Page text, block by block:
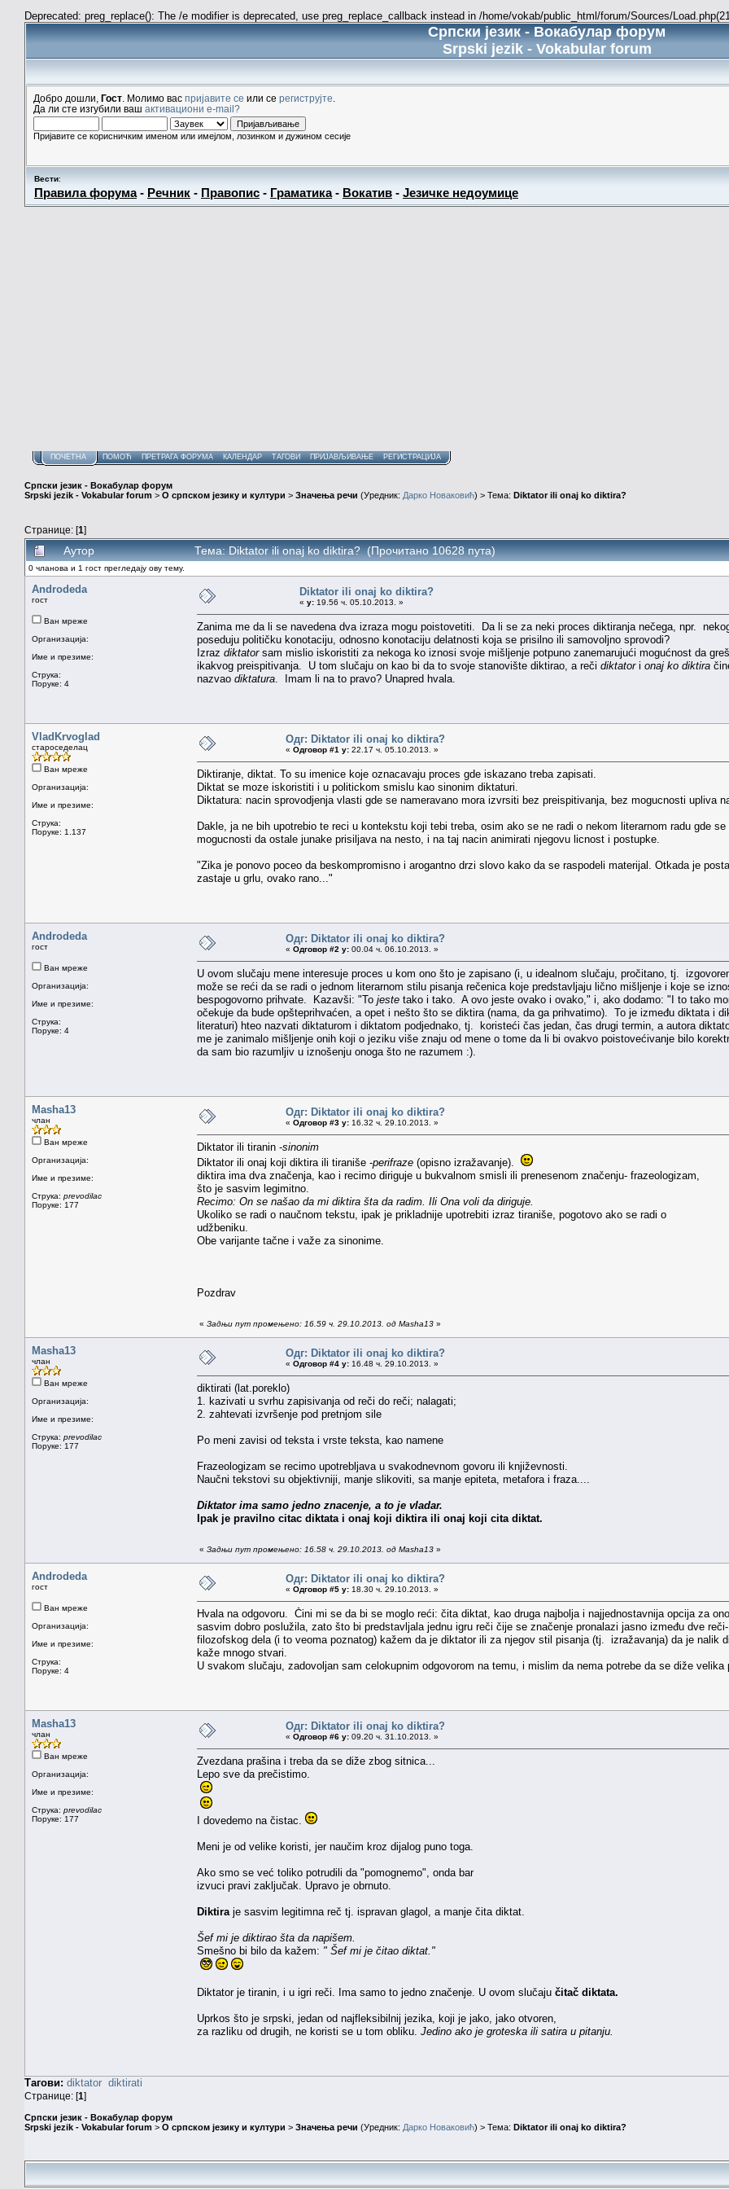
Deprecated: preg_replace(): The /e modifier is deprecated, use preg_replace_callback instead in /home/vokab/public_html/forum/Sources/
Српски језик - Вокабулар форум
Srpski jezik - Vokabular forum
Добро дошли, Гост . Молимо вас пријавите се или се региструјте
Да ли сте изгубили ваш активациони e-mail?
Пријавите се корисничким именом или имејлом, лозинком и дужином сесије
Вести:
Правила форума- Речник - Правопис - Граматика- Вокатив - Језичке недоумице
ПОЧЕТНА ПОМОЋ ПРЕТРАГА ФОРУМА КАЛЕНДАР ТАГОВИ ПРИЈАВЉИВАЊЕ РЕГИСТРАЦИЈА
Српски језик - Вокабулар форум
Srpski jezik - Vokabular forum > О српском језику и култури > Значења речи (Уредник: Дарко Новаковић) > Тема: Diktator ili onaj ko diktira?
Странице: [1]
Аутор Тема: Diktator ili onaj ko diktira? (Прочитано 10628 пута)
0 чланова и 1 гост прегледају ову тему.
Androdeda
гост
Ван мреже
Организација:
Име и презиме:
Струка:
Поруке: 4
Diktator ili onaj ko diktira?
« у: 19.56 ч. 05.10.2013. »
Zanima me da li se navedena dva izraza mogu poistovetiti. Da li se za neki proces diktiranja nečega, npr.
poseduju političku konotaciju, odnosno konotaciju delatnosti koja se prisilno ili samovoljno sprovodi?
Izraz diktatorsam mislio iskoristiti za nekoga ko iznosi svoje mišljenje potpuno zanemarujući mogućnost da
ikakvog preispitivanja. U tom slučaju on kao bi da to svoje stanovište diktirao, a reči diktatori onaj ko diktira
nazvao diktatura . Imam li na to pravo? Unapred hvala.
VladKrvoglad
староседелац
Ван мреже
Организација:
Име и презиме:
Струка:
Поруке: 1.137
Одг: Diktator ili onaj ko diktira?
« Одговор #1 у: 22.17 ч. 05.10.2013. »
Diktiranje, diktat. To su imenice koje oznacavaju proces gde iskazano treba zapisati.
Diktat se moze iskoristiti i u politickom smislu kao sinonim diktaturi.
Diktatura: nacin sprovodjenja vlasti gde se nameravano mora izvrsiti bez preispitivanja, bez mogucnosti upliva
Dakle, ja ne bih upotrebio te reci u kontekstu koji tebi treba, osim ako se ne radi o nekom literarnom radu gde
mogucnosti da ostale junake prisiljava na nesto, i na taj nacin animirati njegovu licnost i postupke.
"Zika je ponovo poceo da beskompromisno i arogantno drzi slovo kako da se raspodeli materijal. Otkada je
zastaje u grlu, ovako rano..."
Androdeda
гост
Ван мреже
Организација:
Име и презиме:
Струка:
Поруке: 4
Одг: Diktator ili onaj ko diktira?
« Одговор #2 у: 00.04 ч. 06.10.2013. »
U ovom slučaju mene interesuje proces u kom ono što je zapisano (i, u idealnom slučaju, pročitano, tj.
može se reći da se radi o jednom literarnom stilu pisanja rečenica koje predstavljaju lično mišljenje i koje se
bespogovorno prihvate. Kazavši: "To jeste tako i tako. A ovo jeste ovako i ovako," i, ako dodamo: "I to tako
očekuje da bude opšteprihvaćen, a opet i nešto što se diktira (nama, da ga prihvatimo). To je između diktata i
literaturi) hteo nazvati diktaturom i diktatom podjednako, tj. koristeći čas jedan, čas drugi termin, a autora
me je zanimalo mišljenje onih koji o jeziku više znaju od mene o tome da li bi ovakvo poistovećivanje bilo
da sam bio razumljiv u iznošenju onoga što ne razumem :).
Masha13
члан
Ван мреже
Организација:
Име и презиме:
Струка: prevodilac
Поруке: 177
Одг: Diktator ili onaj ko diktira?
« Одговор #3 у: 16.32 ч. 29.10.2013. »
Diktator ili tiranin -sinonim
Diktator ili onaj koji diktira ili tiraniše -perifraze (opisno izražavanje).
diktira ima dva značenja, kao i recimo diriguje u bukvalnom smisli ili prenesenom značenju- frazeologizam,
što je sasvim legimitno.
Recimo: On se našao da mi diktira šta da radim. Ili Ona voli da diriguje.
Ukoliko se radi o naučnom tekstu, ipak je prikladnije upotrebiti izraz tiraniše, pogotovo ako se radi o
udžbeniku.
Obe varijante tačne i važe za sinonime.
Pozdrav
« Задњи пут промењено: 16.59 ч. 29.10.2013. од Masha13 »
Masha13
члан
Ван мреже
Организација:
Име и презиме:
Струка: prevodilac
Поруке: 177
Одг: Diktator ili onaj ko diktira?
« Одговор #4 у: 16.48 ч. 29.10.2013. »
diktirati (lat.poreklo)
1. kazivati u svrhu zapisivanja od reči do reči; nalagati;
2. zahtevati izvršenje pod pretnjom sile
Po meni zavisi od teksta i vrste teksta, kao namene
Frazeologizam se recimo upotrebljava u svakodnevnom govoru ili književnosti.
Naučni tekstovi su objektivniji, manje slikoviti, sa manje epiteta, metafora i fraza....
Diktator ima samo jedno znacenje, a to je vladar.
Ipak je pravilno citac diktata i onaj koji diktira ili onaj koji cita diktat.
« Задњи пут промењено: 16.58 ч. 29.10.2013. од Masha13 »
Androdeda
гост
Ван мреже
Организација:
Име и презиме:
Струка:
Поруке: 4
Одг: Diktator ili onaj ko diktira?
« Одговор #5 у: 18.30 ч. 29.10.2013. »
Hvala na odgovoru. Čini mi se da bi se moglo reći: čita diktat, kao druga najbolja i najjednostavnija opcija za
sasvim dobro poslužila, zato što bi predstavljala jednu igru reči čije se značenje pronalazi jasno između dve
filozofskog dela (i to veoma poznatog) kažem da je diktator ili za njegov stil pisanja (tj. izražavanja) da je nalik
kaže mnogo stvari.
U svakom slučaju, zadovoljan sam celokupnim odgovorom na temu, i mislim da nema potrebe da se diže velika
Masha13
члан
Ван мреже
Организација:
Име и презиме:
Струка: prevodilac
Поруке: 177
Одг: Diktator ili onaj ko diktira?
« Одговор #6 у: 09.20 ч. 31.10.2013. »
Zvezdana prašina i treba da se diže zbog sitnica...
Lepo sve da prečistimo.
I dovedemo na čistac.
Meni je od velike koristi, jer naučim kroz dijalog puno toga.
Ako smo se već toliko potrudili da "pomognemo", onda bar
izvuci pravi zaključak. Upravo je obrnuto.
Diktira je sasvim legitimna reč tj. ispravan glagol, a manje čita diktat.
Šef mi je diktirao šta da napišem.
Smešno bi bilo da kažem: " Šef mi je čitao diktat."
Diktator je tiranin, i u igri reči. Ima samo to jedno značenje. U ovom slučaju čitač diktata.
Uprkos što je srpski, jedan od najfleksibilnij jezika, koji je jako, jako otvoren,
za razliku od drugih, ne koristi se u tom obliku. Jedino ako je groteska ili satira u pitanju.
Тагови: diktator diktirati
Странице: [1]
Српски језик - Вокабулар форум
Srpski jezik - Vokabular forum > О српском језику и култури > Значења речи (Уредник: Дарко Новаковић) > Тема: Diktator ili onaj ko diktira?